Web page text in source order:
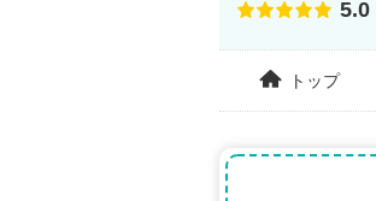
点数
5.0
トップ